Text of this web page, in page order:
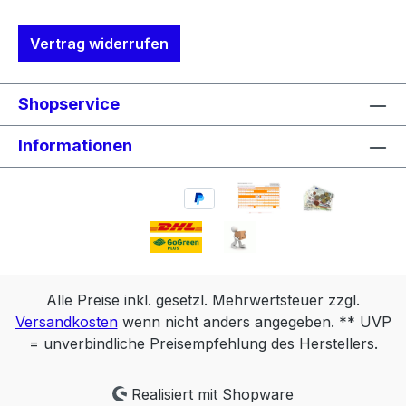
ist.Hierdurch werden unnötig Pakete hin-
und hergesendet. Also: Der Umwelt
prüfen.
Vertrag widerrufen
Shopservice
Informationen
Alle Preise inkl. gesetzl. Mehrwertsteuer zzgl.
Versandkostenwenn nicht anders angegeben. ** UVP
= unverbindliche Preisempfehlung des Herstellers.
Realisiert mit Shopware